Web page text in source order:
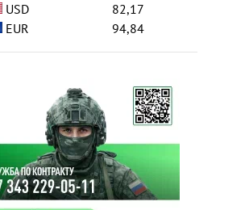
USD
82,17
EUR
94,84